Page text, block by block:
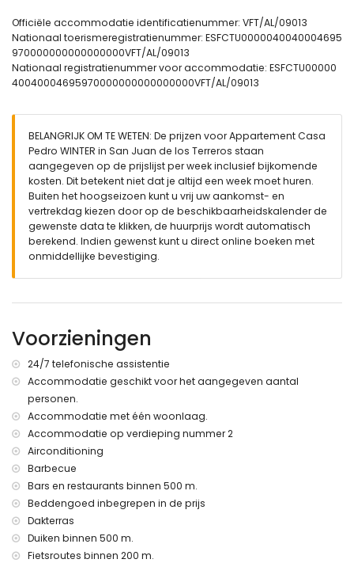
slaapkamer met airconditioning, queen size bed (met een
afmeting van 200 bij 160 cm) en en-suite badkamer
slaapkamer met airconditioning en 2 eenpersoonsbedden
(met een afmeting van 200 bij 80 cm)
Buitenzijde van het appartement
omheind perceel
gemeenschappelijk zwembad
zwembad voor kinderen
mooie gazon tuin met tuinmeubilair en ligbedden
gemeenschappelijke tuin met bomen
2 terrassen, waarvan 1 overdekt
barbecue
buiten douche
privé overdekte parkeerplaats
Meer informatie
dichtstbijzijnde stad: Saint John of the Terreros (binnen 1000
meter van het appartement)
dichtstbijzijnde rivier of kust binnen 500 meter van het
appartement
dichtstbijzijnde strand: Nardos Beach (binnen 500 meter
van het appartement)
dichtstbijzijnde luchthaven: Alicante (> 100 kilometer)
tweede dichtstbijzijnde luchthaven: Almeria/Murcia (binnen
100 kilometer van het appartement)
openbaar vervoer in de buurt: bus binnen 200 meter en trein
binnen 15 kilometer
huisdieren zijn niet toegestaan
Het gebouw waar de accommodatie zich bevindt heeft een
Officiële accommodatie identificatienummer: VFT/AL/09013
Nationaal toerismeregistratienummer: ESFCTU0000040040004695
970000000000000000VFT/AL/09013
Nationaal registratienummer voor accommodatie: ESFCTU00000
40040004695970000000000000000VFT/AL/09013
BELANGRIJK OM TE WETEN: De prijzen voor Appartement Casa
Pedro WINTER in San Juan de los Terreros staan
aangegeven op de prijslijst per week inclusief bijkomende
kosten. Dit betekent niet dat je altijd een week moet huren.
Buiten het hoogseizoen kunt u vrij uw aankomst- en
vertrekdag kiezen door op de beschikbaarheidskalender de
gewenste data te klikken, de huurprijs wordt automatisch
berekend. Indien gewenst kunt u direct online boeken met
onmiddellijke bevestiging.
Voorzieningen
24/7 telefonische assistentie
Accommodatie geschikt voor het aangegeven aantal
personen.
Accommodatie met één woonlaag.
Accommodatie op verdieping nummer 2
Airconditioning
Barbecue
Bars en restaurants binnen 500 m.
Beddengoed inbegrepen in de prijs
Dakterras
Duiken binnen 500 m.
Fietsroutes binnen 200 m.